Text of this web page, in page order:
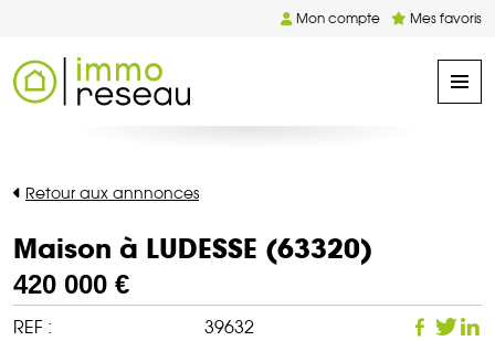
Mon compte Mes favoris
Retour aux annnonces
Maison à LUDESSE (63320)
420 000 €
REF : 39632